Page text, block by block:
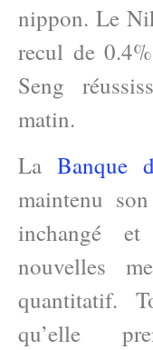
nippon. Le
recul de
Seng
matin.
La Banque
maintenu
inchangé
nouvelles
quantitatif.
qu’elle